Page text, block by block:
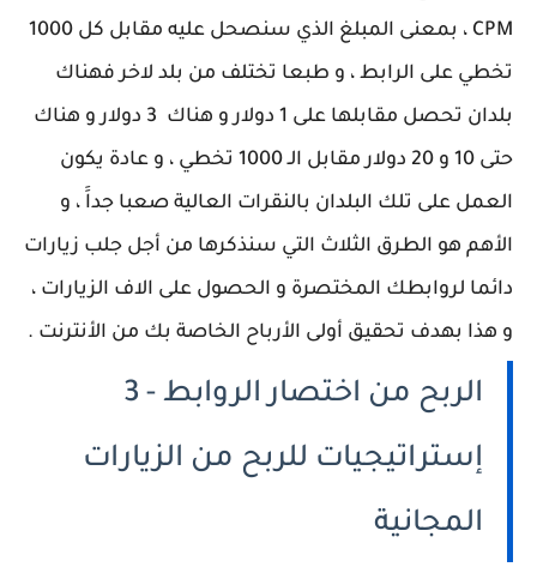
CPM ، بمعنى المبلغ الذي سنصحل عليه مقابل كل 1000
تخطي على الرابط ، و طبعا تختلف من بلد لاخر فهناك
بلدان تحصل مقابلها على 1 دولار و هناك 3 دولار و هناك
حتى 10 و 20 دولار مقابل الـ 1000 تخطي ، و عادة يكون
العمل على تلك البلدان بالنقرات العالية صعبا جداََ ، و
الأهم هو الطرق الثلاث التي سنذكرها من أجل جلب زيارات
دائما لروابطك المختصرة و الحصول على الاف الزيارات ،
و هذا بهدف تحقيق أولى الأرباح الخاصة بك من الأنترنت .
الربح من اختصار الروابط - 3
إستراتيجيات للربح من الزيارات
المجانية